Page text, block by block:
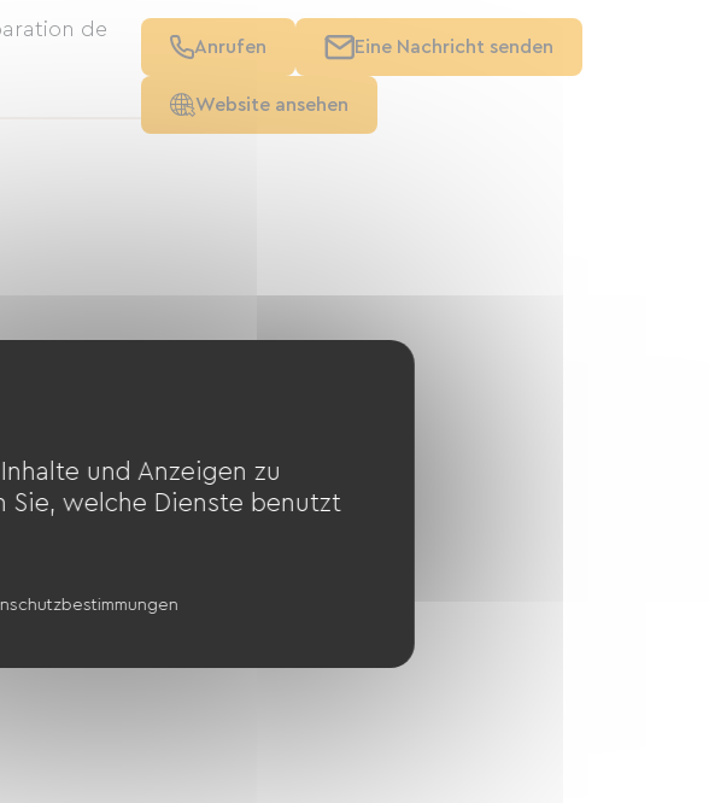
de
Anrufen Eine Nachricht senden
Website ansehen
und Anzeigen zu
Sie, welche Dienste benutzt